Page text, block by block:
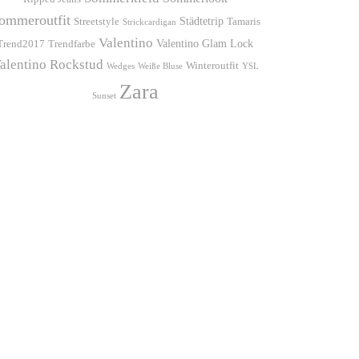
Streetstyle Strickcardigan Städtetrip Tamaris
Trendfarbe Valentino Valentino Glam Lock
Rockstud Wedges Weiße Bluse Winteroutfit YSL
Sunset Zara